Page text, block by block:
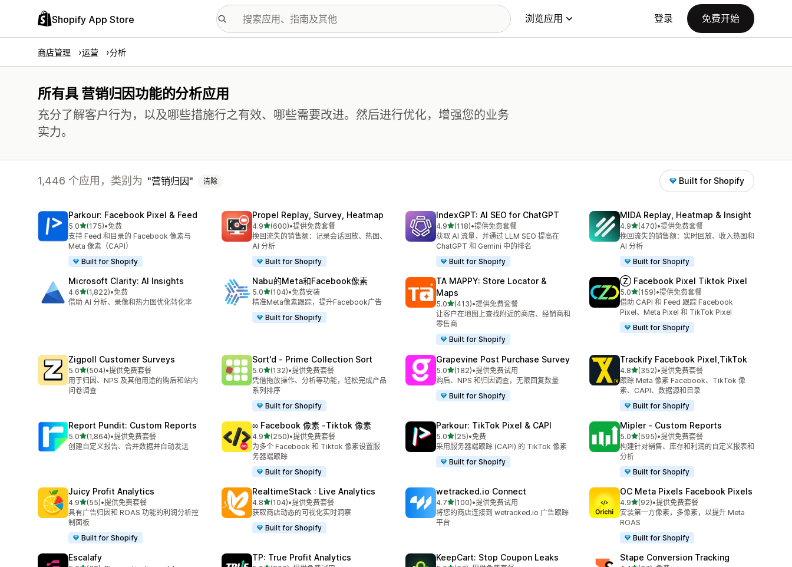
Shopify App Store 浏览应用 登录 免费开始
商店管理 运营 分析
所有具 营销归因功能的分析应用
充分了解客户行为，以及哪些措施行之有效、哪些需要改进。然后进行优化，增强您的业务
实力。
1,446 个应用，类别为 营销归因 清除 Built for Shopify
Parkour: Facebook Pixel & Feed
5.0星（满分 5 星）
(175)
总共 175 条评论
•免费
支持 Feed 和目录的 Facebook 像素与
Meta 像素（CAPI）
Built for Shopify
Propel Replay, Survey, Heatmap
4.9星（满分 5 星）
(600)
总共 600 条评论
•提供免费套餐
挽回流失的销售额：记录会话回放、热图、
AI 分析
Built for Shopify
IndexGPT: AI SEO for ChatGPT
4.9星（满分 5 星）
(118)
总共 118 条评论
•提供免费套餐
获取 AI 流量，并通过 LLM SEO 提高在
ChatGPT 和 Gemini 中的排名
Built for Shopify
MIDA Replay, Heatmap & Insight
4.9星（满分 5 星）
(470)
总共 470 条评论
•提供免费套餐
挽回流失的销售额：实时回放、收入热图和
AI 分析
Built for Shopify
Microsoft Clarity: AI Insights
4.6星（满分 5 星）
(1,822)
总共 1822 条评论
•免费
借助 AI 分析、录像和热力图优化转化率
Nabu的Meta和Facebook像素
5.0星（满分 5 星）
(104)
总共 104 条评论
•免费安装
精准Meta像素跟踪，提升Facebook广告
Built for Shopify
TA MAPPY: Store Locator &
Maps
5.0星（满分 5 星）
(413)
总共 413 条评论
•提供免费套餐
让客户在地图上查找附近的商店、经销商和
零售商
Built for Shopify
Ⓩ Facebook Pixel Tiktok Pixel
5.0星（满分 5 星）
(159)
总共 159 条评论
•提供免费套餐
借助 CAPI 和 Feed 跟踪 Facebook
Pixel、Meta Pixel 和 TikTok Pixel
Built for Shopify
Zigpoll Customer Surveys
5.0星（满分 5 星）
(504)
总共 504 条评论
•提供免费套餐
用于归因、NPS 及其他用途的购后和站内
问卷调查
Sort'd ‑ Prime Collection Sort
5.0星（满分 5 星）
(132)
总共 132 条评论
•提供免费套餐
凭借拖放操作、分析等功能，轻松完成产品
系列排序
Built for Shopify
Grapevine Post Purchase Survey
5.0星（满分 5 星）
(182)
总共 182 条评论
•提供免费试用
购后、NPS 和归因调查，无限回复数量
Built for Shopify
Trackify Facebook Pixel,TikTok
4.8星（满分 5 星）
(352)
总共 352 条评论
•提供免费套餐
跟踪 Meta 像素 Facebook、TikTok 像
素、CAPI、数据源和目录
Built for Shopify
Report Pundit: Custom Reports
5.0星（满分 5 星）
(1,864)
总共 1864 条评论
•提供免费套餐
创建自定义报告、合并数据并自动发送
∞ Facebook 像素 ‑Tiktok 像素
4.9星（满分 5 星）
(250)
总共 250 条评论
•提供免费套餐
为多个 Facebook 和 Tiktok 像素设置服
务器端跟踪
Built for Shopify
Parkour: TikTok Pixel & CAPI
5.0星（满分 5 星）
(25)
总共 25 条评论
•免费
采用服务器端跟踪 (CAPI) 的 TikTok 像素
Built for Shopify
Mipler ‑ Custom Reports
5.0星（满分 5 星）
(595)
总共 595 条评论
•提供免费套餐
构建针对销售、库存和利润的自定义报表和
分析
Built for Shopify
Juicy Profit Analytics
4.9星（满分 5 星）
(55)
总共 55 条评论
•提供免费套餐
具有广告归因和 ROAS 功能的利润分析控
制面板
Built for Shopify
RealtimeStack : Live Analytics
4.8星（满分 5 星）
(104)
总共 104 条评论
•提供免费套餐
获取商店动态的可视化实时洞察
Built for Shopify
wetracked.io Connect
4.7星（满分 5 星）
(100)
总共 100 条评论
•提供免费试用
将您的商店连接到 wetracked.io 广告跟踪
平台
OC Meta Pixels Facebook Pixels
4.9星（满分 5 星）
(92)
总共 92 条评论
•提供免费套餐
安装第一方像素，多像素，以提升 Meta
ROAS
Built for Shopify
Escalafy TP: True Profit Analytics KeepCart: Stop Coupon Leaks Stape Conversion Tracking